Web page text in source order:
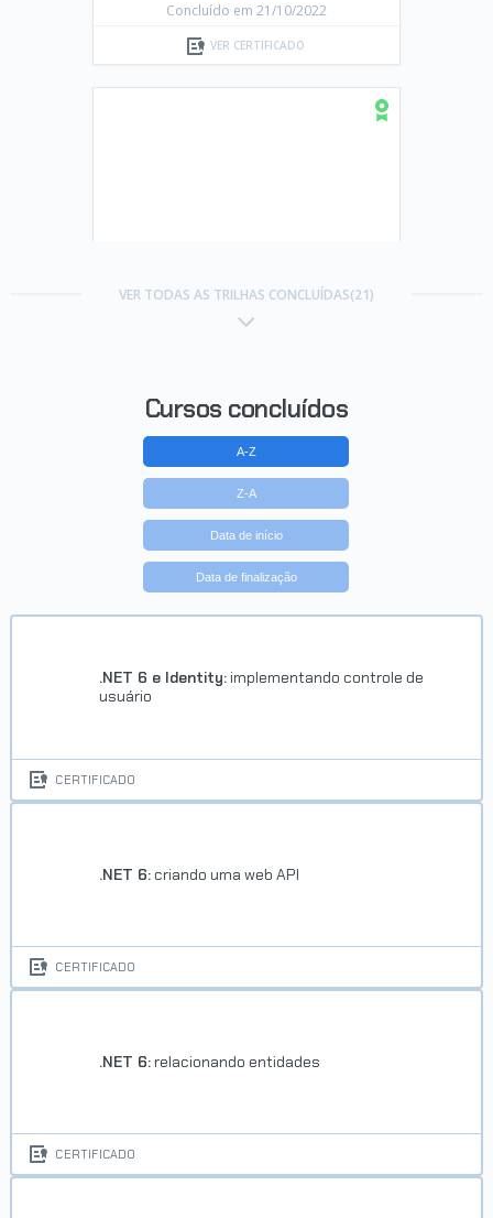
Concluído em 21/10/2022
VER CERTIFICADO
projetos Web
Trilha HTML e CSS
Concluído em 27/04/2023
usando ASP.NET
VER TODAS AS TRILHAS CONCLUÍDAS(21)
Cursos concluídos
A-Z
Z-A
Data de início
Data de finalização
.NET 6 e Identity: implementando controle de
usuário
CERTIFICADO
.NET 6: criando uma web API
CERTIFICADO
.NET 6: relacionando entidades
CERTIFICADO